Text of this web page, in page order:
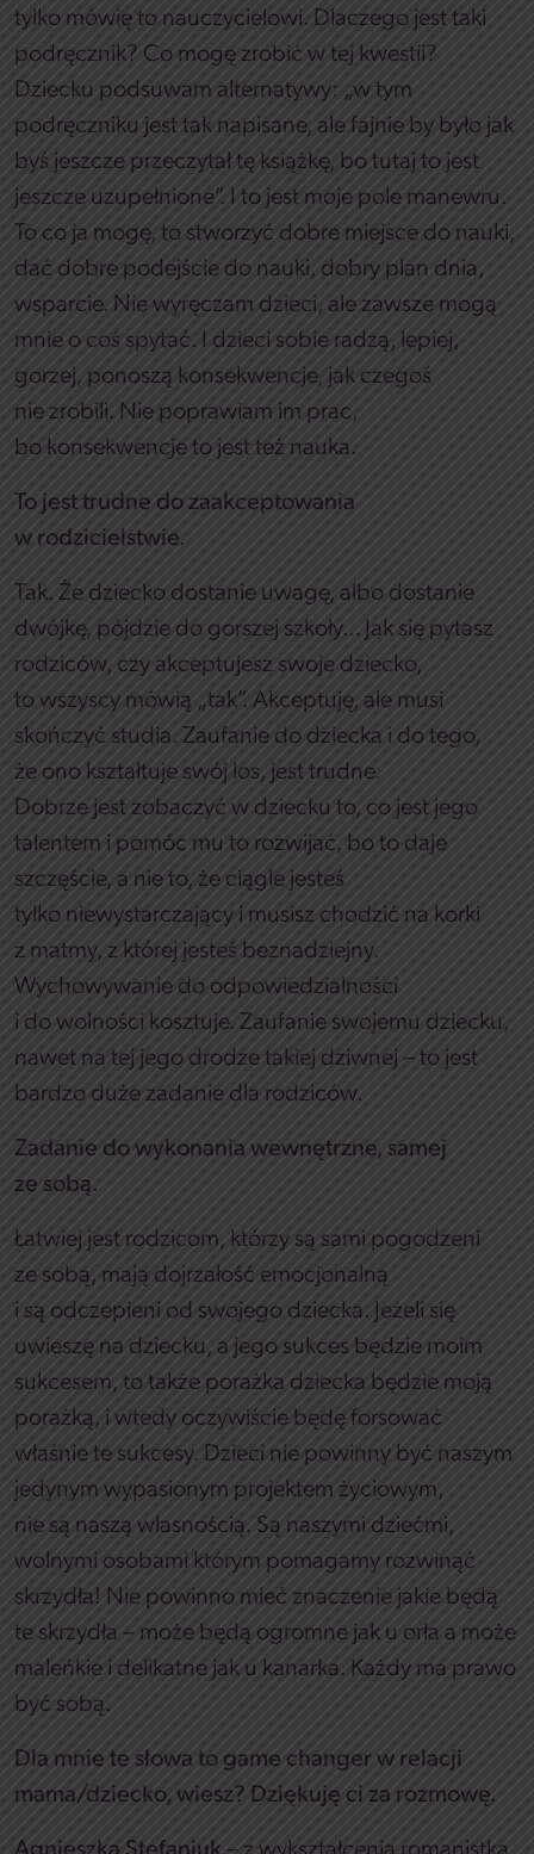
tylko mówię to nauczycielowi. Dlaczego jest taki
podręcznik? Co mogę zrobić w tej kwestii?
Dziecku podsuwam alternatywy: „w tym
podręczniku jest tak napisane, ale fajnie by było jak
byś jeszcze przeczytał tę książkę, bo tutaj to jest
jeszcze uzupełnione”. I to jest moje pole manewru.
To co ja mogę, to stworzyć dobre miejsce do nauki,
dać dobre podejście do nauki, dobry plan dnia,
wsparcie. Nie wyręczam dzieci, ale zawsze mogą
mnie o coś spytać. I dzieci sobie radzą, lepiej,
gorzej, ponoszą konsekwencje, jak czegoś
nie zrobili. Nie poprawiam im prac,
bo konsekwencje to jest też nauka.
To jest trudne do zaakceptowania
w rodzicielstwie.
Tak. Że dziecko dostanie uwagę, albo dostanie
dwójkę, pójdzie do gorszej szkoły… Jak się pytasz
rodziców, czy akceptujesz swoje dziecko,
to wszyscy mówią „tak”. Akceptuję, ale musi
skończyć studia. Zaufanie do dziecka i do tego,
że ono kształtuje swój los, jest trudne.
Dobrze jest zobaczyć w dziecku to, co jest jego
talentem i pomóc mu to rozwijać, bo to daje
szczęście, a nie to, że ciągle jesteś
tylko niewystarczający i musisz chodzić na korki
z matmy, z której jesteś beznadziejny.
Wychowywanie do odpowiedzialności
i do wolności kosztuje. Zaufanie swojemu dziecku,
nawet na tej jego drodze takiej dziwnej – to jest
bardzo duże zadanie dla rodziców.
Zadanie do wykonania wewnętrzne, samej
ze sobą.
Łatwiej jest rodzicom, którzy są sami pogodzeni
ze sobą, mają dojrzałość emocjonalną
i są odczepieni od swojego dziecka. Jeżeli się
uwieszę na dziecku, a jego sukces będzie moim
sukcesem, to także porażka dziecka będzie moją
porażką, i wtedy oczywiście będę forsować
właśnie te sukcesy. Dzieci nie powinny być naszym
jedynym wypasionym projektem życiowym,
nie są naszą własnością. Są naszymi dziećmi,
wolnymi osobami którym pomagamy rozwinąć
skrzydła! Nie powinno mieć znaczenie jakie będą
te skrzydła – może będą ogromne jak u orła a może
maleńkie i delikatne jak u kanarka. Każdy ma prawo
być sobą.
Dla mnie te słowa to game changer w relacji
mama/dziecko, wiesz? Dziękuję ci za rozmowę.